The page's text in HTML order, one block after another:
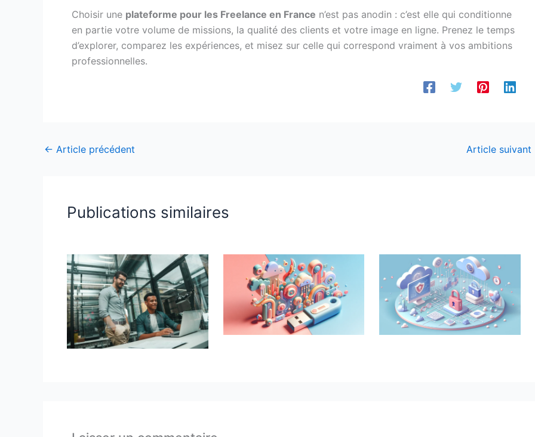
Choisir une plateforme pour les Freelance en France n’est pas anodin : c’est elle qui conditionne
en partie votre volume de missions, la qualité des clients et votre image en ligne. Prenez le temps
d’explorer, comparez les expériences, et misez sur celle qui correspond vraiment à vos ambitions
professionnelles.
← Article précédent Article suivant
Publications similaires